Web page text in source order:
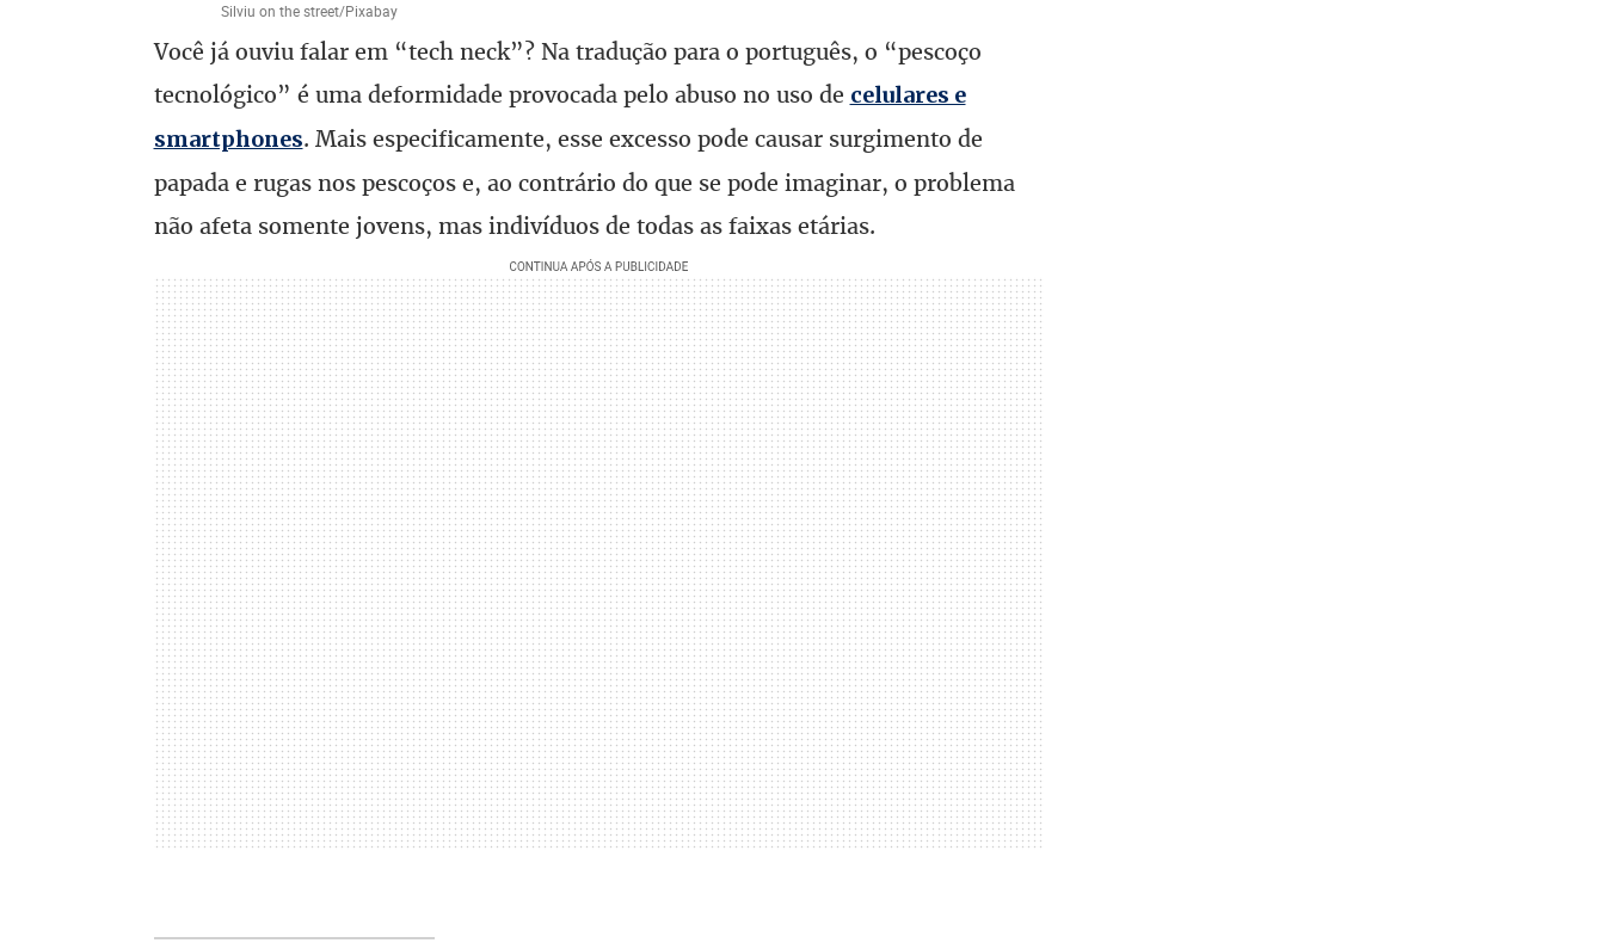
Silviu on the street/Pixabay
Você já ouviu falar em “tech neck”? Na tradução para o português, o “pescoço
tecnológico” é uma deformidade provocada pelo abuso no uso de celulares e
smartphones. Mais especificamente, esse excesso pode causar surgimento de
papada e rugas nos pescoços e, ao contrário do que se pode imaginar, o problema
não afeta somente jovens, mas indivíduos de todas as faixas etárias.